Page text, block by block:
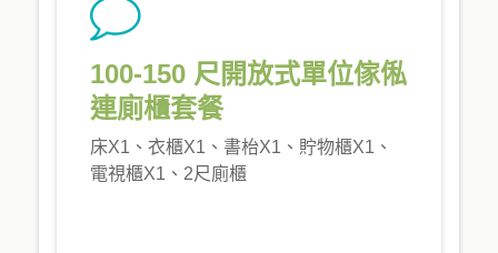
100-150 尺開放式單位傢俬
連廁櫃套餐
床X1、衣櫃X1、書枱X1、貯物櫃X1、
電視櫃X1、2尺廁櫃